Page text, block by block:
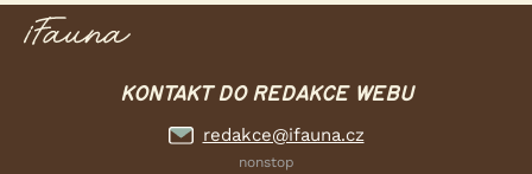
KONTAKT DO REDAKCE WEBU
redakce@ifauna.cz
nonstop